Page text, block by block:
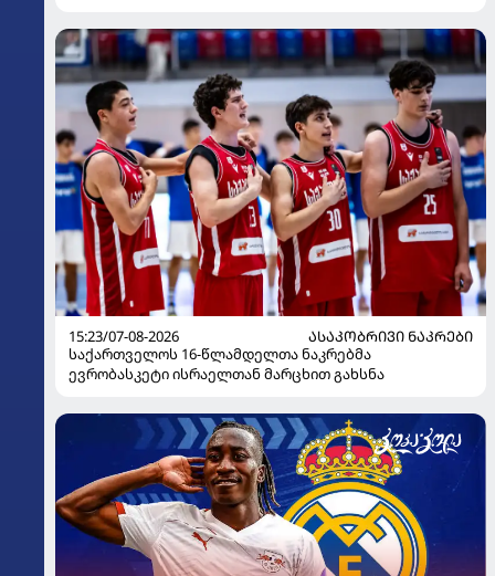
15:23/07-08-2026
ᲐᲡᲐᲙᲝᲑᲠᲘᲕᲘ ᲜᲐᲙᲠᲔᲑᲘ
საქართველოს 16-წლამდელთა ნაკრებმა
ევრობასკეტი ისრაელთან მარცხით გახსნა